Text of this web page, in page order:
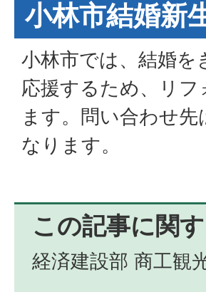
小林市結婚新
小林市では、結婚
応援するため、リ
ます。問い合わせ
なります。
この記事に関
経済建設部 商工観